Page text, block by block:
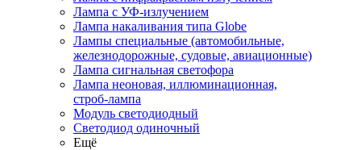
Лампа с УФ-излучением
Лампа накаливания типа Globe
Лампы специальные (автомобильные,
железнодорожные, судовые, авиационные)
Лампа сигнальная светофора
Лампа неоновая, иллюминационная,
строб-лампа
Модуль светодиодный
Светодиод одиночный
Ещё